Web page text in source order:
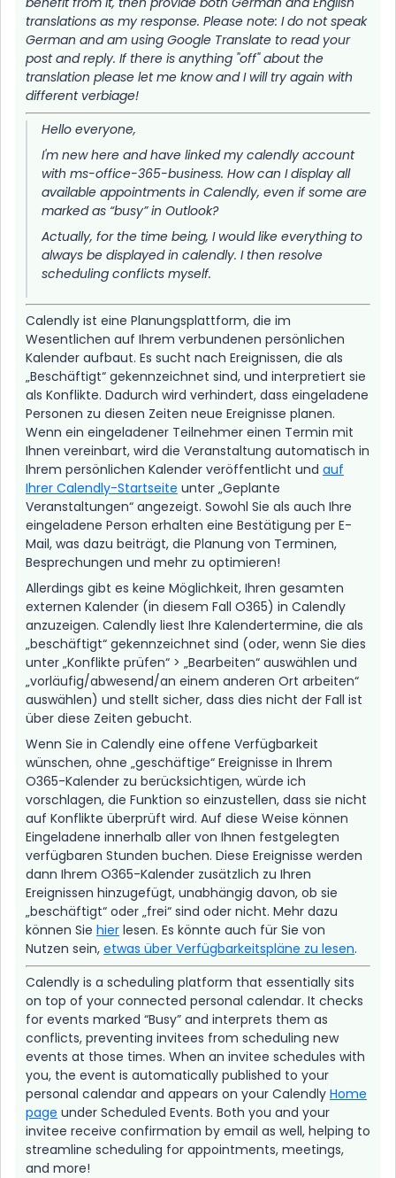
translations as my response. Please note: I do not speak
German and am using Google Translate to read your
post and reply. If there is anything "off" about the
translation please let me know and I will try again with
different verbiage!
Hello everyone,
I'm new here and have linked my calendly account
with ms-office-365-business. How can I display all
available appointments in Calendly, even if some are
marked as “busy” in Outlook?
Actually, for the time being, I would like everything to
always be displayed in calendly. I then resolve
scheduling conflicts myself.
Calendly ist eine Planungsplattform, die im
Wesentlichen auf Ihrem verbundenen persönlichen
Kalender aufbaut. Es sucht nach Ereignissen, die als
„Beschäftigt“ gekennzeichnet sind, und interpretiert sie
als Konflikte. Dadurch wird verhindert, dass eingeladene
Personen zu diesen Zeiten neue Ereignisse planen.
Wenn ein eingeladener Teilnehmer einen Termin mit
Ihnen vereinbart, wird die Veranstaltung automatisch in
Ihrem persönlichen Kalender veröffentlicht und auf
Ihrer Calendly-Startseite unter „Geplante
Veranstaltungen“ angezeigt. Sowohl Sie als auch Ihre
eingeladene Person erhalten eine Bestätigung per E-
Mail, was dazu beiträgt, die Planung von Terminen,
Besprechungen und mehr zu optimieren!
Allerdings gibt es keine Möglichkeit, Ihren gesamten
externen Kalender (in diesem Fall O365) in Calendly
anzuzeigen. Calendly liest Ihre Kalendertermine, die als
„beschäftigt“ gekennzeichnet sind (oder, wenn Sie dies
unter „Konflikte prüfen“ > „Bearbeiten“ auswählen und
„vorläufig/abwesend/an einem anderen Ort arbeiten“
auswählen) und stellt sicher, dass dies nicht der Fall ist
über diese Zeiten gebucht.
Wenn Sie in Calendly eine offene Verfügbarkeit
wünschen, ohne „geschäftige“ Ereignisse in Ihrem
O365-Kalender zu berücksichtigen, würde ich
vorschlagen, die Funktion so einzustellen, dass sie nicht
auf Konflikte überprüft wird. Auf diese Weise können
Eingeladene innerhalb aller von Ihnen festgelegten
verfügbaren Stunden buchen. Diese Ereignisse werden
dann Ihrem O365-Kalender zusätzlich zu Ihren
Ereignissen hinzugefügt, unabhängig davon, ob sie
„beschäftigt“ oder „frei“ sind oder nicht. Mehr dazu
können Sie hier lesen. Es könnte auch für Sie von
Nutzen sein, etwas über Verfügbarkeitspläne zu lesen.
Calendly is a scheduling platform that essentially sits
on top of your connected personal calendar. It checks
for events marked “Busy” and interprets them as
conflicts, preventing invitees from scheduling new
events at those times. When an invitee schedules with
you, the event is automatically published to your
personal calendar and appears on your Calendly Home
page under Scheduled Events. Both you and your
invitee receive confirmation by email as well, helping to
streamline scheduling for appointments, meetings,
and more!